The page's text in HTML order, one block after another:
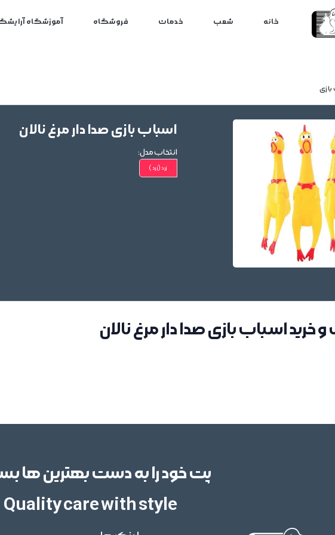
خانه شعب خدمات فروشگاه آموزشگاه
اسباب بازی صدا دار مرغ نالان
انتخاب مدل:
زرد(زرد)
خرید اسباب بازی صدا دار مرغ نالان
پت خود را به دست بهترین ها
Quality care with style